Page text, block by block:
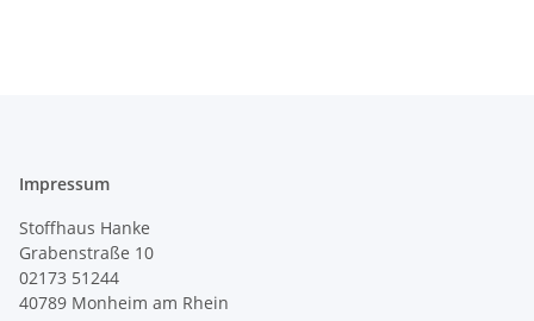
Impressum
Stoffhaus Hanke
Grabenstraße 10
02173 51244
40789 Monheim am Rhein